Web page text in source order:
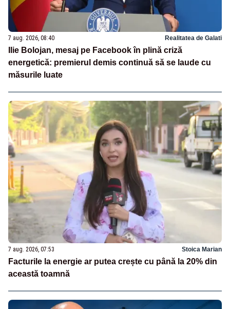
7 aug. 2026, 08:40 Realitatea de Galati
Ilie Bolojan, mesaj pe Facebook în plină criză
energetică: premierul demis continuă să se laude cu
măsurile luate
7 aug. 2026, 07:53 Stoica Marian
Facturile la energie ar putea crește cu până la 20% din
această toamnă